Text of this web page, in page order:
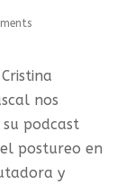
nos
podcast
postureo en
y